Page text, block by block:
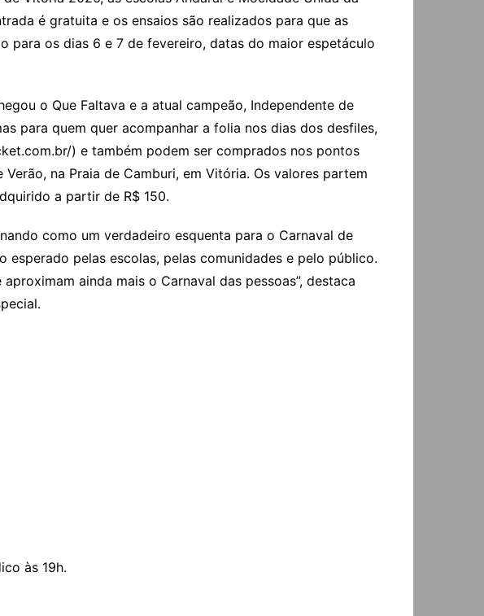
é gratuita e os ensaios são realizados para que as
para os dias 6 e 7 de fevereiro, datas do maior espetáculo
o Que Faltava e a atual campeão, Independente de
para quem quer acompanhar a folia nos dias dos desfiles,
) e também podem ser comprados nos pontos
na Praia de Camburi, em Vitória. Os valores partem
a partir de R$ 150.
como um verdadeiro esquenta para o Carnaval de
pelas escolas, pelas comunidades e pelo público.
ainda mais o Carnaval das pessoas”, destaca
às 19h.